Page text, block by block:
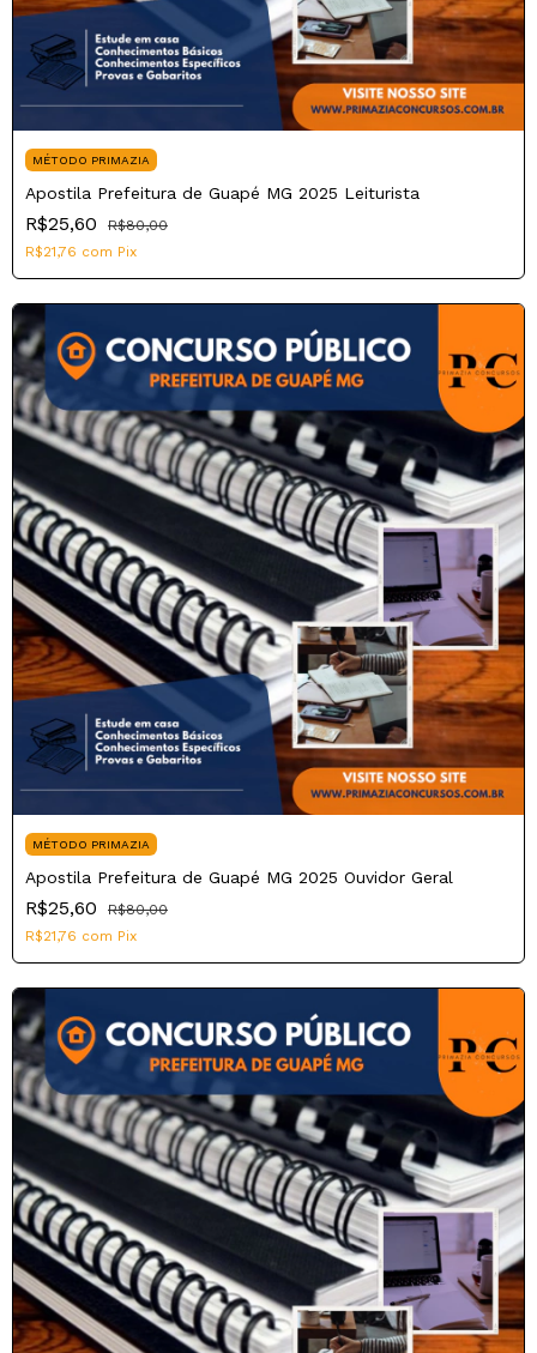
MÉTODO PRIMAZIA
Apostila Prefeitura de Guapé MG 2025 Leiturista
R$25,60
R$80,00
R$21,76 com Pix
MÉTODO PRIMAZIA
Apostila Prefeitura de Guapé MG 2025 Ouvidor Geral
R$25,60
R$80,00
R$21,76 com Pix